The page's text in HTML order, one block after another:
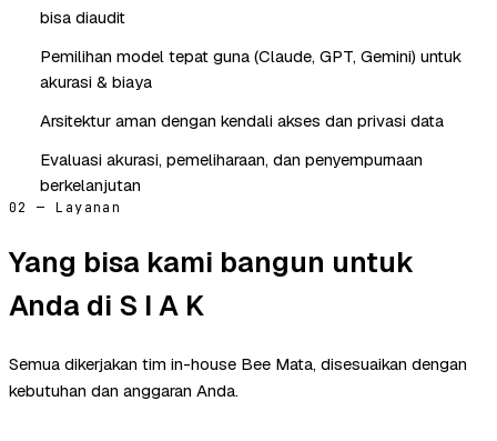
bisa diaudit
Pemilihan model tepat guna (Claude, GPT, Gemini) untuk
akurasi & biaya
Arsitektur aman dengan kendali akses dan privasi data
Evaluasi akurasi, pemeliharaan, dan penyempurnaan
berkelanjutan
02 — Layanan
Yang bisa kami bangun untuk
Anda di S I A K
Semua dikerjakan tim in-house Bee Mata, disesuaikan dengan
kebutuhan dan anggaran Anda.